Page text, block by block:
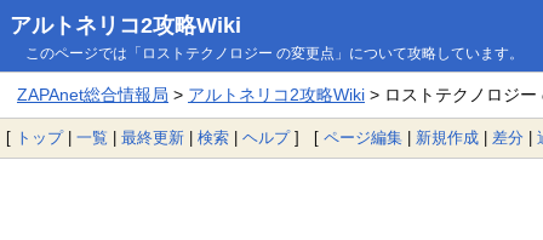
アルトネリコ2攻略Wiki
このページでは「ロストテクノロジー の変更点」について攻略しています。
ZAPAnet総合情報局 > アルトネリコ2攻略Wiki> ロストテクノロジー
[ トップ| 一覧 | 最終更新 | 検索 | ヘルプ] [ ページ編集 | 新規作成 | 差分 |